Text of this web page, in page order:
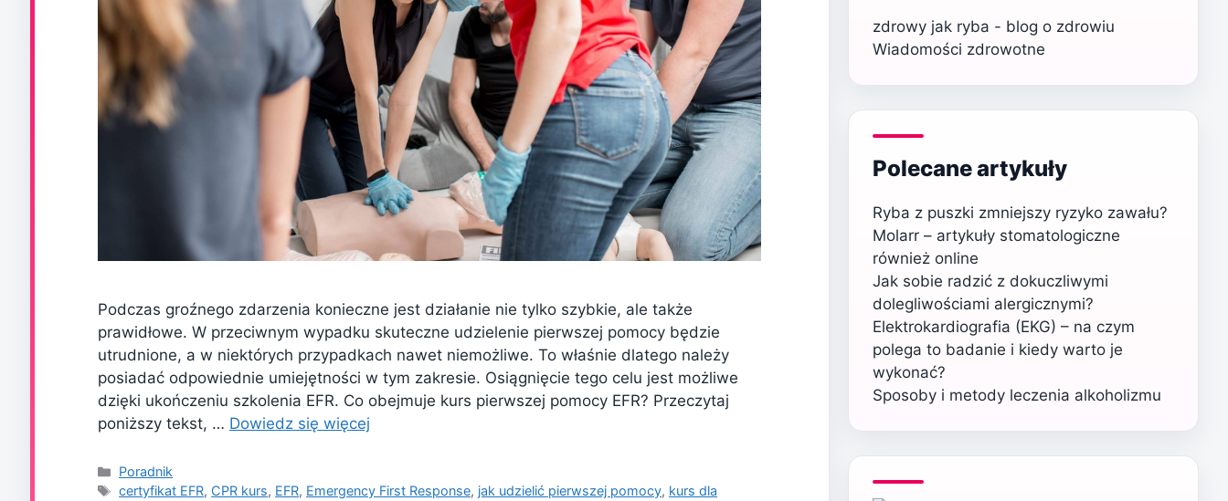
Podczas groźnego zdarzenia konieczne jest działanie nie tylko szybkie, ale także
prawidłowe. W przeciwnym wypadku skuteczne udzielenie pierwszej pomocy będzie
utrudnione, a w niektórych przypadkach nawet niemożliwe. To właśnie dlatego należy
posiadać odpowiednie umiejętności w tym zakresie. Osiągnięcie tego celu jest możliwe
dzięki ukończeniu szkolenia EFR. Co obejmuje kurs pierwszej pomocy EFR? Przeczytaj
poniższy tekst, … Dowiedz się więcej
Kategorie
Poradnik
Tagi
certyfikat EFR, CPR kurs, EFR, Emergency First Response, jak udzielić pierwszej pomocy, kurs dla
zdrowy jak ryba - blog o zdrowiu
Wiadomości zdrowotne
Polecane artykuły
Ryba z puszki zmniejszy ryzyko zawału?
Molarr – artykuły stomatologiczne
również online
Jak sobie radzić z dokuczliwymi
dolegliwościami alergicznymi?
Elektrokardiografia (EKG) – na czym
polega to badanie i kiedy warto je
wykonać?
Sposoby i metody leczenia alkoholizmu